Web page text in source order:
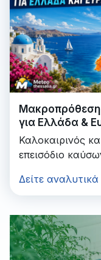
Μακροπρόθεση
για Ελλάδα &
Καλοκαιρινός
επεισόδιο
Δείτε αναλυτικά